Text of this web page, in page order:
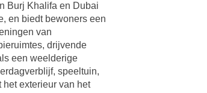
Burj Khalifa en Dubai
en biedt bewoners een
van
drijvende
een weelderige
speeltuin,
exterieur van het